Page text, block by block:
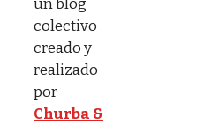
un blog
colectivo
creado y
realizado
por
Churba &